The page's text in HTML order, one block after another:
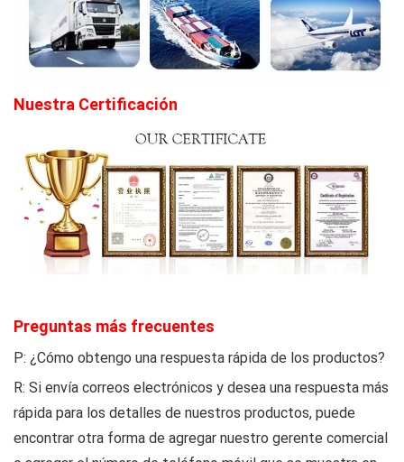
Nuestra Certificación
Preguntas más frecuentes
P: ¿Cómo obtengo una respuesta rápida de los productos?
R: Si envía correos electrónicos y desea una respuesta más
rápida para los detalles de nuestros productos, puede
encontrar otra forma de agregar nuestro gerente comercial